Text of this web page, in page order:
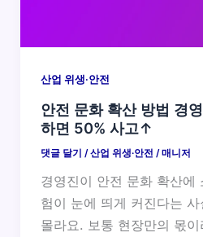
산업 위생·안전
안전 문화 확산 방법 경
하면 50% 사고↑
댓글 달기 /산업 위생·안전 /매니저
경영진이 안전 문화 확산에
험이 눈에 띄게 커진다는
몰라요. 보통 현장만의 몫